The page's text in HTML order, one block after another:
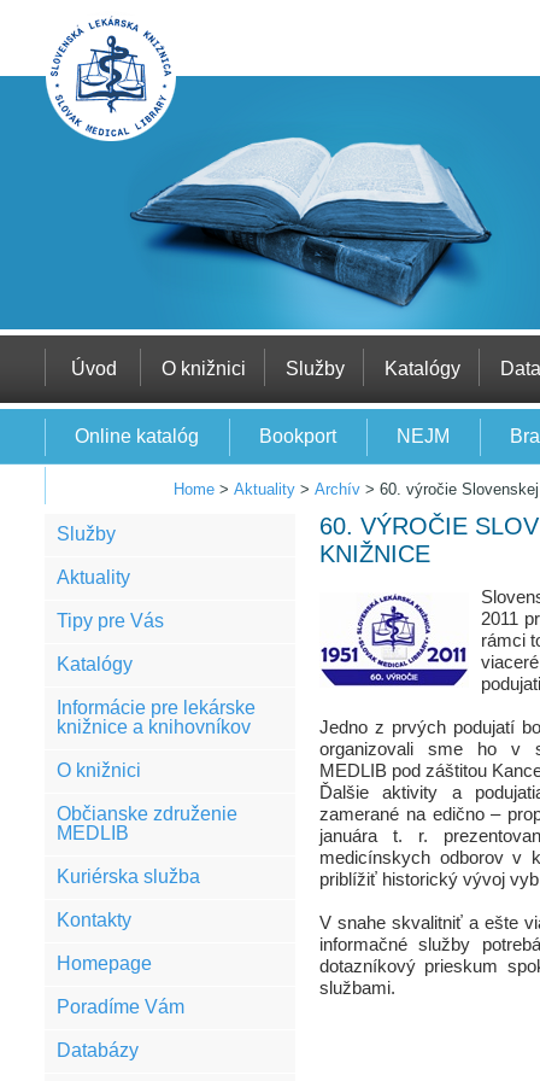
Úvod O knižnici Služby Katalógy
Online katalóg Bookport NEJM
Home > Aktuality > Archív > 60. výročie
Služby
Aktuality
Tipy pre Vás
Katalógy
Informácie pre lekárske
knižnice a knihovníkov
O knižnici
Občianske združenie
MEDLIB
Kuriérska služba
Kontakty
Homepage
Poradíme Vám
Databázy
60. VÝROČIE
KNIŽNICE
2011
rámci
Jedno z prvých podujatí
organizovali sme ho v
MEDLIB pod záštitou
Ďalšie aktivity a
zamerané na edično –
januára t. r.
medicínskych odborov v
priblížiť historický vývoj
V snahe skvalitniť a ešte
informačné služby
dotazníkový prieskum
službami.